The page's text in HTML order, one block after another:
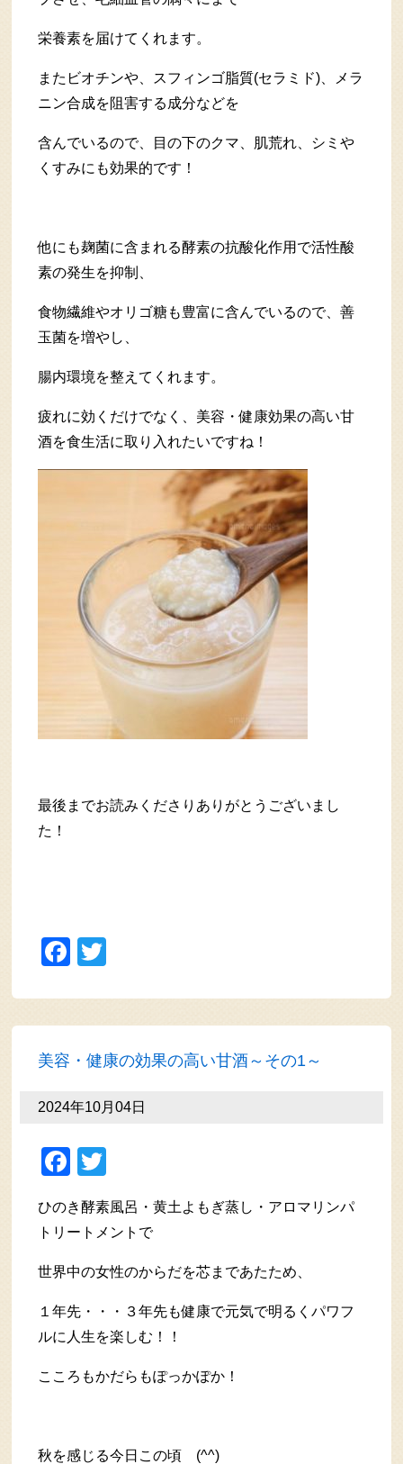
栄養素を届けてくれます。
またビオチンや、スフィンゴ脂質(セラミド)、メラ
ニン合成を阻害する成分などを
含んでいるので、目の下のクマ、肌荒れ、シミや
くすみにも効果的です！
他にも麹菌に含まれる酵素の抗酸化作用で活性酸
素の発生を抑制、
食物繊維やオリゴ糖も豊富に含んでいるので、善
玉菌を増やし、
腸内環境を整えてくれます。
疲れに効くだけでなく、美容・健康効果の高い甘
酒を食生活に取り入れたいですね！
最後までお読みくださりありがとうございまし
た！
Facebook
美容・健康の効果の高い甘酒～その1～
2024年10月04日
Facebook
ひのき酵素風呂・黄土よもぎ蒸し・アロマリンパ
トリートメントで
世界中の女性のからだを芯まであたため、
１年先・・・３年先も健康で元気で明るくパワフ
ルに人生を楽しむ！！
こころもかだらもぽっかぽか！
秋を感じる今日この頃 (^^)